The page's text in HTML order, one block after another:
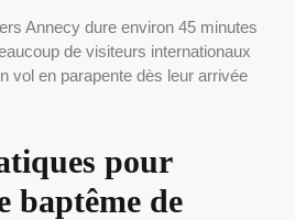
Annecy dure environ 45 minutes
de visiteurs internationaux
vol en parapente dès leur arrivée
pour
baptême de